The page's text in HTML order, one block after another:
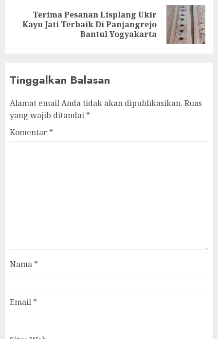
Terima Pesanan Lisplang Ukir
Kayu Jati Terbaik Di Panjangrejo
Bantul Yogyakarta
Tinggalkan Balasan
Alamat email Anda tidak akan dipublikasikan. Ruas
yang wajib ditandai *
Komentar *
Nama *
Email *